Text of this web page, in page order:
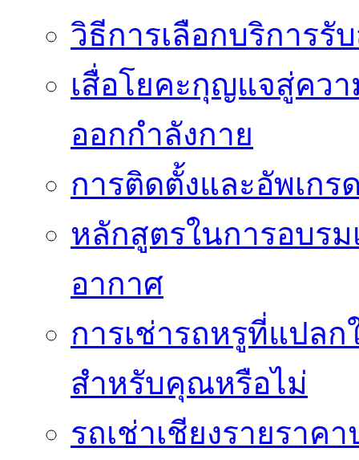
วิธีการเลือกบริการรั
เสื่อโยคะกุญแจสู่คว
ออกกำลังกาย
การติดตั้งและอัพเกรด
หลักสูตรในการอบร
อากาศ
การเช่ารถหรูที่แปลก
สำหรับคุณหรือไม่
รถเช่าเชียงรายราค